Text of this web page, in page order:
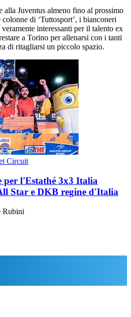
alla Juventus almeno fino al prossimo
di ‘Tuttosport’, i bianconeri
interessanti per il talento ex
a Torino per allenarsi con i tanti
di ritagliarsi un piccolo spazio.
Circuit
per l'Estathé 3x3 Italia
Star e DKB regine d'Italia
Rubini